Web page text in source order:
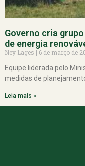
Governo cria
de energia
Ney Lages
6 de março de
Equipe liderada pelo
medidas de
Leia mais »